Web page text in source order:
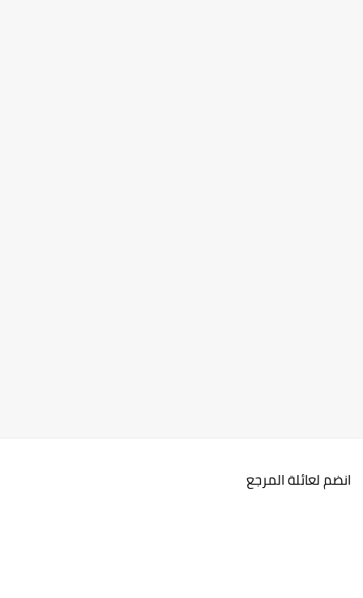
انضم لعائلة المرجع